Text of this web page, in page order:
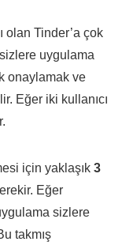
olan Tinder’a çok
uygulama
onaylamak ve
Eğer iki kullanıcı
için yaklaşık 3
Eğer
sizlere
takmış